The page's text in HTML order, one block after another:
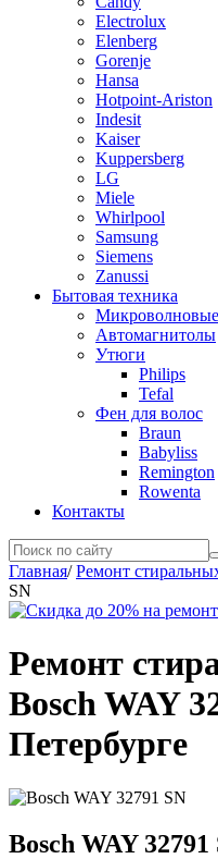
Electrolux
Elenberg
Gorenje
Hansa
Hotpoint-Ariston
Indesit
Kaiser
Kuppersberg
LG
Miele
Whirlpool
Samsung
Siemens
Zanussi
Бытовая техника
Автомагнитолы
Утюги
Philips
Tefal
Фен для волос
Braun
Babyliss
Remington
Rowenta
Контакты
Главная/Ремонт
SN
Ремонт
Bosch WAY
Петербурге
Bosch WAY 32791